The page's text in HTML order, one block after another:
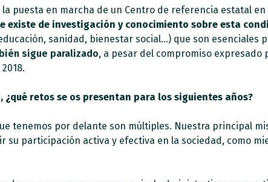
la puesta en marcha de un Centro de referencia estatal
existe de investigación y conocimiento sobre esta
sanidad, bienestar social…) que son esenciales
sigue paralizado,a pesar del compromiso expresado
¿qué retos se os presentan para los siguientes años?
tenemos por delante son múltiples. Nuestra principal
su participación activa y efectiva en la sociedad, como